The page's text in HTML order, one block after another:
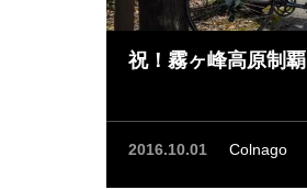
祝！霧ヶ峰高原制覇
2016.10.01 Colnago